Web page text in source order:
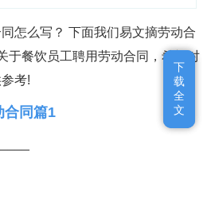
怎么写？ 下面我们易文摘劳动合
于餐饮员工聘用劳动合同，希望对
考!
合同篇1
下
载
全
文
下
载
全
文